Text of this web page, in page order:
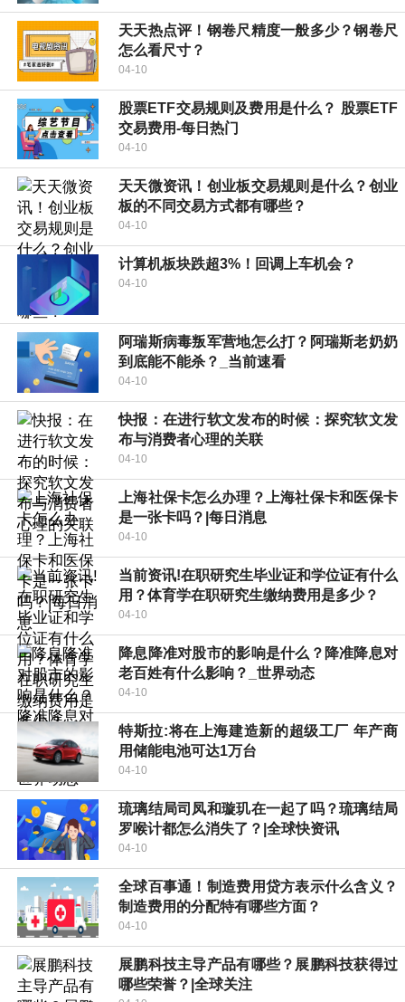
天天热点评！钢卷尺精度一般多少？钢卷尺
怎么看尺寸？
04-10
股票ETF交易规则及费用是什么？ 股票ETF
交易费用-每日热门
04-10
天天微资讯！创业板交易规则是什么？创业
板的不同交易方式都有哪些？
04-10
计算机板块跌超3%！回调上车机会？
04-10
阿瑞斯病毒叛军营地怎么打？阿瑞斯老奶奶
到底能不能杀？_当前速看
04-10
快报：在进行软文发布的时候：探究软文发
布与消费者心理的关联
04-10
上海社保卡怎么办理？上海社保卡和医保卡
是一张卡吗？|每日消息
04-10
当前资讯!在职研究生毕业证和学位证有什么
用？体育学在职研究生缴纳费用是多少？
04-10
降息降准对股市的影响是什么？降准降息对
老百姓有什么影响？_世界动态
04-10
特斯拉:将在上海建造新的超级工厂 年产商
用储能电池可达1万台
04-10
琉璃结局司凤和璇玑在一起了吗？琉璃结局
罗喉计都怎么消失了？|全球快资讯
04-10
全球百事通！制造费用贷方表示什么含义？
制造费用的分配特有哪些方面？
04-10
展鹏科技主导产品有哪些？展鹏科技获得过
哪些荣誉？|全球关注